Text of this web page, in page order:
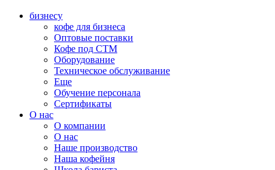
бизнесу
кофе для бизнеса
Оптовые поставки
Кофе под СТМ
Оборудование
Техническое обслуживание
Еще
Обучение персонала
Сертификаты
О нас
O компании
О нас
Наше производство
Наша кофейня